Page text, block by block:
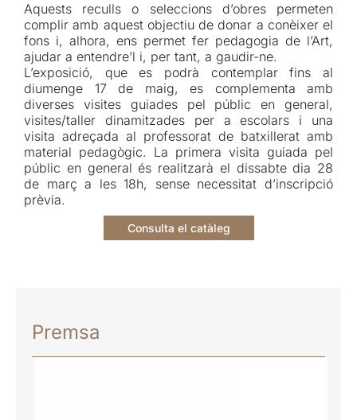
Aquests reculls o seleccions d’obres permeten
complir amb aquest objectiu de donar a conèixer el
fons i, alhora, ens permet fer pedagogia de l’Art,
ajudar a entendre’l i, per tant, a gaudir-ne.
L’exposició, que es podrà contemplar fins al
diumenge 17 de maig, es complementa amb
diverses visites guiades pel públic en general,
visites/taller dinamitzades per a escolars i una
visita adreçada al professorat de batxillerat amb
material pedagògic. La primera visita guiada pel
públic en general és realitzarà el dissabte dia 28
de març a les 18h, sense necessitat d’inscripció
prèvia.
Consulta el catàleg
Premsa